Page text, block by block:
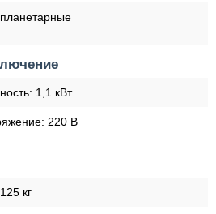
планетарные
1,1 кВт
220 В
125 кг